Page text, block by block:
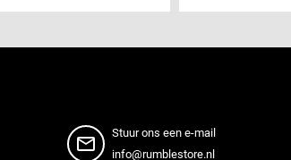
Stuur ons een e-mail
info@rumblestore.nl